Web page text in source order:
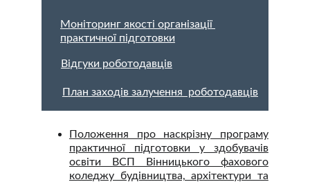
Моніторинг якості організації
практичної підготовки
Відгуки роботодавців
Положення про наскрізну програму
практичної підготовки у здобувачів
освіти ВСП Вінницького фахового
коледжу будівництва, архітектури та
План заходів залучення  роботодавців